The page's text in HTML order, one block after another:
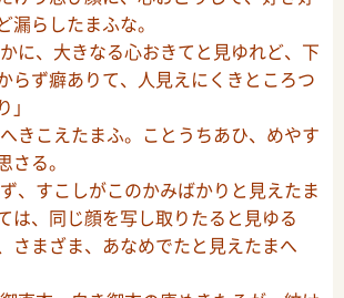
漏らしたまふな。
に、大きなる心おきてと見ゆれど、下
らず癖ありて、人見えにくきところつ
きこえたまふ。ことうちあひ、めやす
さる。
、すこしがこのかみばかりと見えたま
は、同じ顔を写し取りたると見ゆる
さまざま、あなめでたと見えたまへ